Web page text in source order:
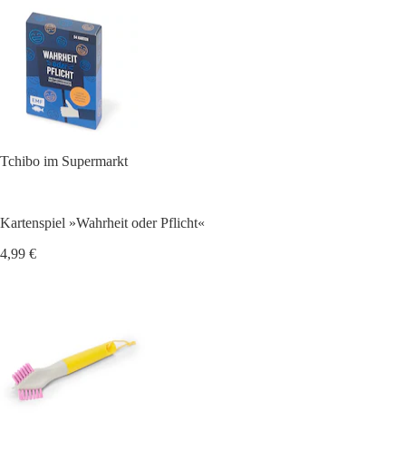
Tchibo im Supermarkt
Kartenspiel »Wahrheit oder Pflicht«
4,99 €